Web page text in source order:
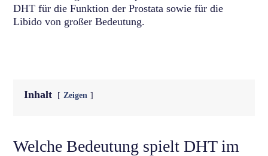
DHT für die Funktion der Prostata sowie für die
Libido von großer Bedeutung.
Inhalt Zeigen
Welche Bedeutung spielt DHT im